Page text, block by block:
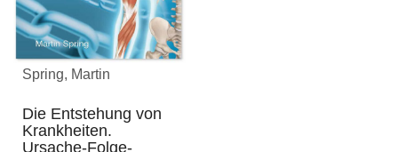
Spring, Martin
Die Entstehung von
Krankheiten.
Ursache-Folge-